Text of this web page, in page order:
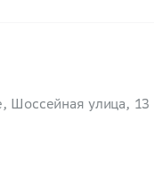
Шоссейная улица, 13